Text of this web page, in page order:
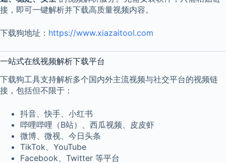
接，即可一键解析并下载高质量视频内容。
下载狗地址： https://www.xiazaitool.com
一站式在线视频解析下载平台
下载狗工具支持解析多个国内外主流视频与社交平台的视频链
接，包括但不限于：
抖音、快手、小红书
哔哩哔哩（B站）、西瓜视频、皮皮虾
微博、微视、今日头条
TikTok、YouTube
Facebook、Twitter 等平台